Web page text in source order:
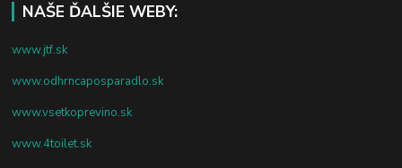
NAŠE ĎALŠIE WEBY:
www.jtf.sk
www.odhrncaposparadlo.sk
www.vsetkoprevino.sk
www.4toilet.sk